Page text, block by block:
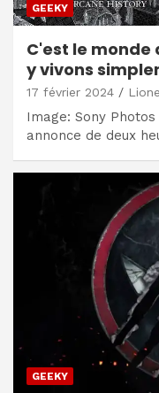
GEEKY
C'est le monde
y vivons
17 février 2024
Image: Sony
annonce de deux
GEEKY